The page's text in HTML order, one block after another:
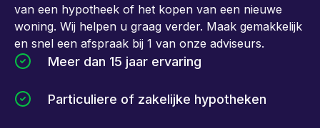
van een hypotheek of het kopen van een nieuwe
woning. Wij helpen u graag verder. Maak gemakkelijk
en snel een afspraak bij 1 van onze adviseurs.
Meer dan 15 jaar ervaring
Particuliere of zakelijke hypotheken